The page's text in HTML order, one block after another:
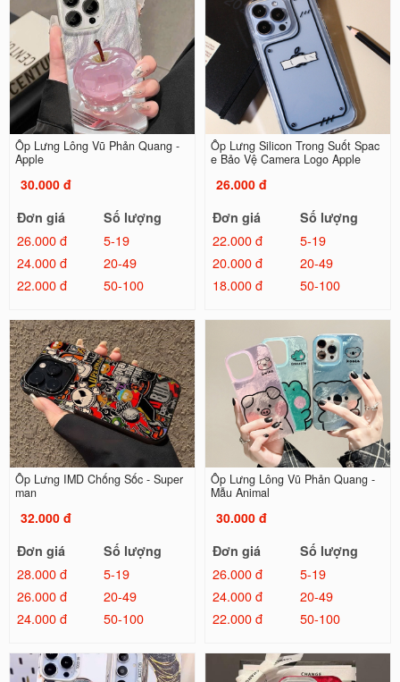
Ốp Lưng Lông Vũ Phản Quang -
Apple
30.000 đ
Đơn giá
Số lượng
26.000 đ
5-19
24.000 đ
20-49
22.000 đ
50-100
Ốp Lưng Silicon Trong Suốt Spac
e Bảo Vệ Camera Logo Apple
26.000 đ
Đơn giá
Số lượng
22.000 đ
5-19
20.000 đ
20-49
18.000 đ
50-100
Ốp Lưng IMD Chống Sốc - Super
man
32.000 đ
Đơn giá
Số lượng
28.000 đ
5-19
26.000 đ
20-49
24.000 đ
50-100
Ốp Lưng Lông Vũ Phản Quang -
Mẫu Animal
30.000 đ
Đơn giá
Số lượng
26.000 đ
5-19
24.000 đ
20-49
22.000 đ
50-100